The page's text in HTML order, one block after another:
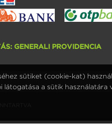
GENERALI PROVIDENCIA
sütiket (cookie-kat)
a sütik használatára